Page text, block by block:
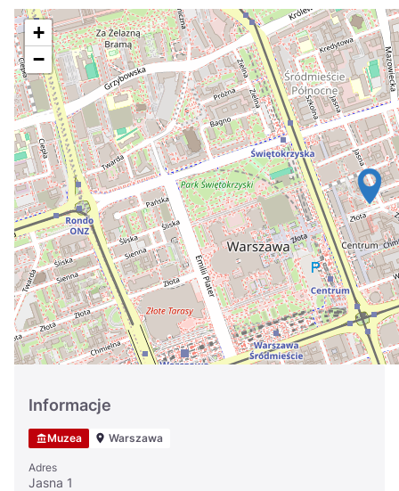
Português
Suomi
Україна
Zamknij
+
−
Informacje
Muzea Warszawa
Adres
Jasna 1